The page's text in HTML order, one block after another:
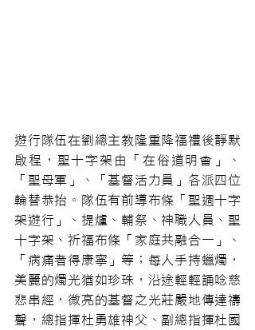
遊行隊伍在劉總主教隆重降福禮後靜默
啟程，聖十字架由「在俗道明會」、
「聖母軍」、「基督活力員」各派四位
輪替恭抬。隊伍有前導布條「聖週十字
架遊行」、提爐、輔祭、神職人員、聖
十字架、祈福布條「家庭共融合一」、
「病痛者得康寧」等；每人手持蠟燭，
美麗的燭光猶如珍珠，沿途輕輕誦唸慈
悲串經，微亮的基督之光莊嚴地傳達禱
聲，總指揮杜勇雄神父、副總指揮杜國